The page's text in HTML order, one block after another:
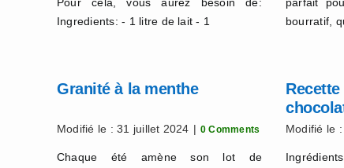
Ingredients: - 1 litre de lait - 1
bourratif,
Granité à la menthe
Modifié le : 31 juillet 2024 | 0 Comments
Chaque été amène son lot de
Modifié le